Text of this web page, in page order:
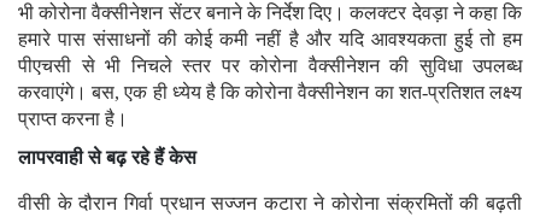
भी कोरोना वैक्सीनेशन सेंटर बनाने के निर्देश दिए। कलक्टर देवड़ा ने कहा कि
हमारे पास संसाधनों की कोई कमी नहीं है और यदि आवश्यकता हुई तो हम
पीएचसी से भी निचले स्तर पर कोरोना वैक्सीनेशन की सुविधा उपलब्ध
करवाएंगे। बस, एक ही ध्येय है कि कोरोना वैक्सीनेशन का शत-प्रतिशत लक्ष्य
प्राप्त करना है।
लापरवाही से बढ़ रहे हैं केस
वीसी के दौरान गिर्वा प्रधान सज्जन कटारा ने कोरोना संक्रमितों की बढ़ती